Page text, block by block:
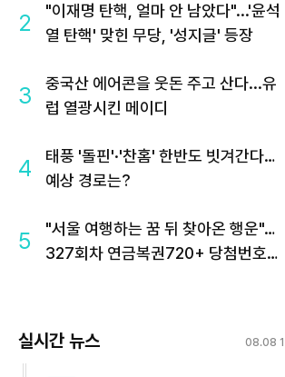
2
"이재명 탄핵, 얼마 안 남았다"...'윤석
열 탄핵' 맞힌 무당, '성지글' 등장
3
중국산 에어콘을 웃돈 주고 산다...유
럽 열광시킨 메이디
4
태풍 '돌핀'·'찬홈' 한반도 빗겨간다…
예상 경로는?
5
"서울 여행하는 꿈 뒤 찾아온 행운"…
327회차 연금복권720+ 당첨번호조
실시간 뉴스 08.08